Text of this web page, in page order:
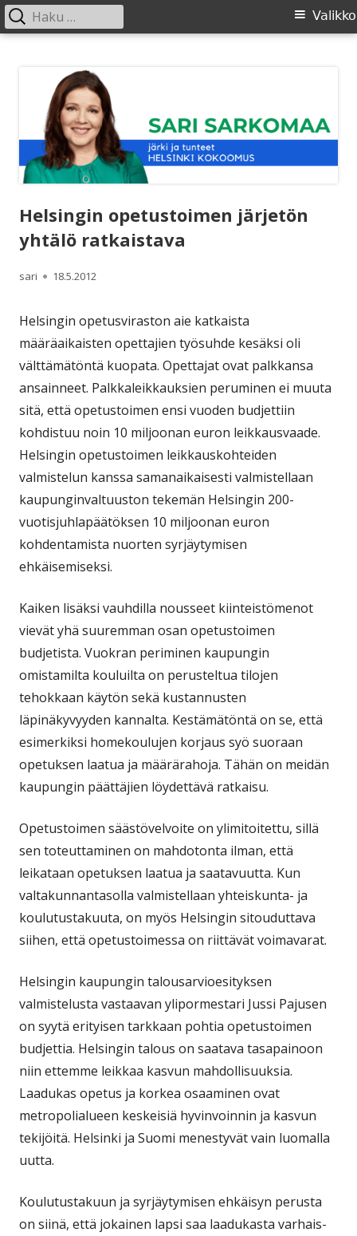
Ensisijainen
Valikko
Haku:
Helsingin opetustoimen järjetön
yhtälö ratkaistava
Kirjoittaja
sari Julkaistu
18.5.2012
Helsingin opetusviraston aie katkaista
määräaikaisten opettajien työsuhde kesäksi oli
välttämätöntä kuopata. Opettajat ovat palkkansa
ansainneet. Palkkaleikkauksien peruminen ei muuta
sitä, että opetustoimen ensi vuoden budjettiin
kohdistuu noin 10 miljoonan euron leikkausvaade.
Helsingin opetustoimen leikkauskohteiden
valmistelun kanssa samanaikaisesti valmistellaan
kaupunginvaltuuston tekemän Helsingin 200-
vuotisjuhlapäätöksen 10 miljoonan euron
kohdentamista nuorten syrjäytymisen
ehkäisemiseksi.
Kaiken lisäksi vauhdilla nousseet kiinteistömenot
vievät yhä suuremman osan opetustoimen
budjetista. Vuokran periminen kaupungin
omistamilta kouluilta on perusteltua tilojen
tehokkaan käytön sekä kustannusten
läpinäkyvyyden kannalta. Kestämätöntä on se, että
esimerkiksi homekoulujen korjaus syö suoraan
opetuksen laatua ja määrärahoja. Tähän on meidän
kaupungin päättäjien löydettävä ratkaisu.
Opetustoimen säästövelvoite on ylimitoitettu, sillä
sen toteuttaminen on mahdotonta ilman, että
leikataan opetuksen laatua ja saatavuutta. Kun
valtakunnantasolla valmistellaan yhteiskunta- ja
koulutustakuuta, on myös Helsingin sitouduttava
siihen, että opetustoimessa on riittävät voimavarat.
Helsingin kaupungin talousarvioesityksen
valmistelusta vastaavan ylipormestari Jussi Pajusen
on syytä erityisen tarkkaan pohtia opetustoimen
budjettia. Helsingin talous on saatava tasapainoon
niin ettemme leikkaa kasvun mahdollisuuksia.
Laadukas opetus ja korkea osaaminen ovat
metropolialueen keskeisiä hyvinvoinnin ja kasvun
tekijöitä. Helsinki ja Suomi menestyvät vain luomalla
uutta.
Koulutustakuun ja syrjäytymisen ehkäisyn perusta
on siinä, että jokainen lapsi saa laadukasta varhais-